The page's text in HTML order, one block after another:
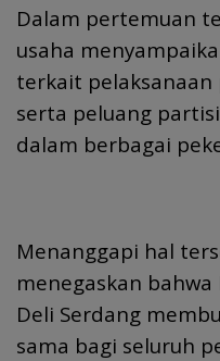
Dalam pertemuan
usaha
terkait
serta peluang
dalam berbagai
Menanggapi hal
menegaskan
Deli Serdang
sama bagi seluruh